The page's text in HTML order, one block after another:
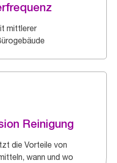
mittlerer
Reinigung
die Vorteile von
wann und wo